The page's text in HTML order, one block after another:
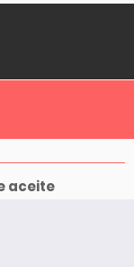
aceite